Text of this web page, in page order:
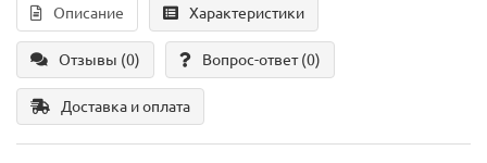
Описание Характеристики
Отзывы (0) Вопрос-ответ(0)
Доставка и оплата